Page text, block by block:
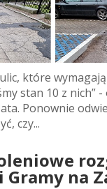
które
stan 10 z nich”
Ponownie
czy...
na